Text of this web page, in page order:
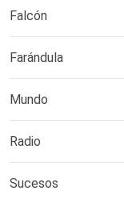
Falcón
Farándula
Mundo
Radio
Sucesos